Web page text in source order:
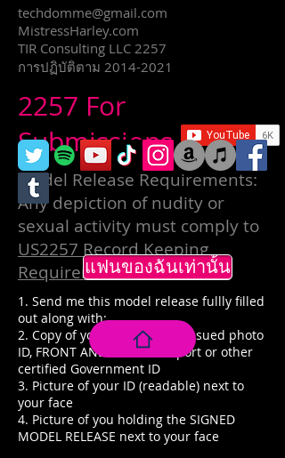
techdomme@gmail.com
MistressHarley.com
TIR Consulting LLC 2257
การปฏิบัติตาม 2014-2021
2257 For
Submissions
Model Release Requirements:
Any depiction of nudity or
sexual activity must comply to
US2257 Record Keeping
Requirements.
1. Send me this model release fullly filled
out along with:
2. Copy of your government issued photo
ID, FRONT AND BACK. Passport or other
certified Government ID
3. Picture of your ID (readable) next to
your face
4. Picture of you holding the SIGNED
MODEL RELEASE next to your face
แฟนของฉันเท่านั้น